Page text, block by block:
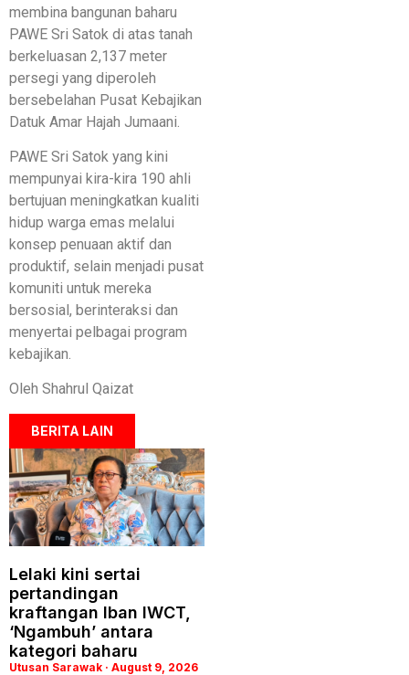
membina bangunan baharu
PAWE Sri Satok di atas tanah
berkeluasan 2,137 meter
persegi yang diperoleh
bersebelahan Pusat Kebajikan
Datuk Amar Hajah Jumaani.
PAWE Sri Satok yang kini
mempunyai kira-kira 190 ahli
bertujuan meningkatkan kualiti
hidup warga emas melalui
konsep penuaan aktif dan
produktif, selain menjadi pusat
komuniti untuk mereka
bersosial, berinteraksi dan
menyertai pelbagai program
kebajikan.
Oleh Shahrul Qaizat
BERITA LAIN
Lelaki kini sertai
pertandingan
kraftangan Iban IWCT,
‘Ngambuh’ antara
kategori baharu
Utusan Sarawak August 9, 2026